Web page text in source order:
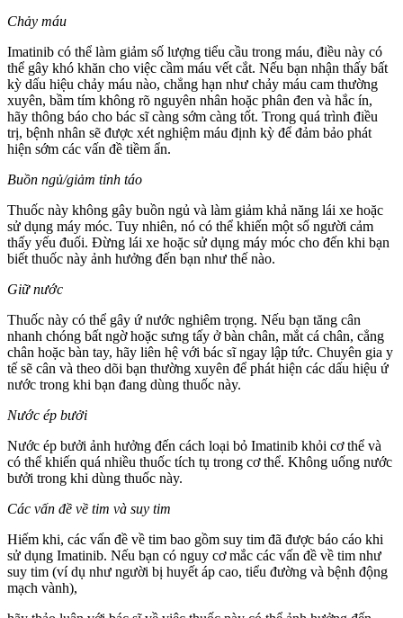
Chảy máu
Imatinib có thể làm giảm số lượng tiểu cầu trong máu, điều này có
thể gây khó khăn cho việc cầm máu vết cắt. Nếu bạn nhận thấy bất
kỳ dấu hiệu chảy máu nào, chẳng hạn như chảy máu cam thường
xuyên, bầm tím không rõ nguyên nhân hoặc phân đen và hắc ín,
hãy thông báo cho bác sĩ càng sớm càng tốt. Trong quá trình điều
trị, bệnh nhân sẽ được xét nghiệm máu định kỳ để đảm bảo phát
hiện sớm các vấn đề tiềm ẩn.
Buồn ngủ/giảm tỉnh táo
Thuốc này không gây buồn ngủ và làm giảm khả năng lái xe hoặc
sử dụng máy móc. Tuy nhiên, nó có thể khiến một số người cảm
thấy yếu đuối. Đừng lái xe hoặc sử dụng máy móc cho đến khi bạn
biết thuốc này ảnh hưởng đến bạn như thế nào.
Giữ nước
Thuốc này có thể gây ứ nước nghiêm trọng. Nếu bạn tăng cân
nhanh chóng bất ngờ hoặc sưng tấy ở bàn chân, mắt cá chân, cẳng
chân hoặc bàn tay, hãy liên hệ với bác sĩ ngay lập tức. Chuyên gia y
tế sẽ cân và theo dõi bạn thường xuyên để phát hiện các dấu hiệu ứ
nước trong khi bạn đang dùng thuốc này.
Nước ép bưởi
Nước ép bưởi ảnh hưởng đến cách loại bỏ Imatinib khỏi cơ thể và
có thể khiến quá nhiều thuốc tích tụ trong cơ thể. Không uống nước
bưởi trong khi dùng thuốc này.
Các vấn đề về tim và suy tim
Hiếm khi, các vấn đề về tim bao gồm suy tim đã được báo cáo khi
sử dụng Imatinib. Nếu bạn có nguy cơ mắc các vấn đề về tim như
suy tim (ví dụ như người bị huyết áp cao, tiểu đường và bệnh động
mạch vành),